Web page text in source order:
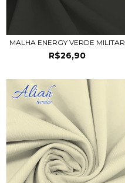
MALHA ENERGY VERDE MILITAR
R$26,90